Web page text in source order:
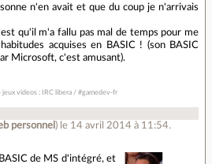
n'en avait et que du coup je n'arrivais
qu'il m'a fallu pas mal de temps pour me
acquises en BASIC ! (son BASIC
Microsoft, c'est amusant).
jeux videos : IRC libera / #gamedev-fr
personnel ) le 14 avril 2014 à 11:54.
de MS d'intégré, et